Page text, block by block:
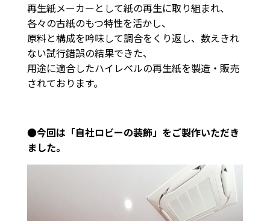
再生紙メーカーとして紙の再生に取り組まれ、
各々の古紙のもつ特性を活かし、
原料と構成を吟味して調合をくり返し、数えきれ
ない試行錯誤の結果できた、
用途に適合したハイレベルの再生紙を製造・販売
されております。
●今回は「自社ロビーの装飾」をご製作いただき
ました。